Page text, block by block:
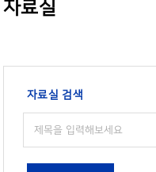
자료실
자료실 검색